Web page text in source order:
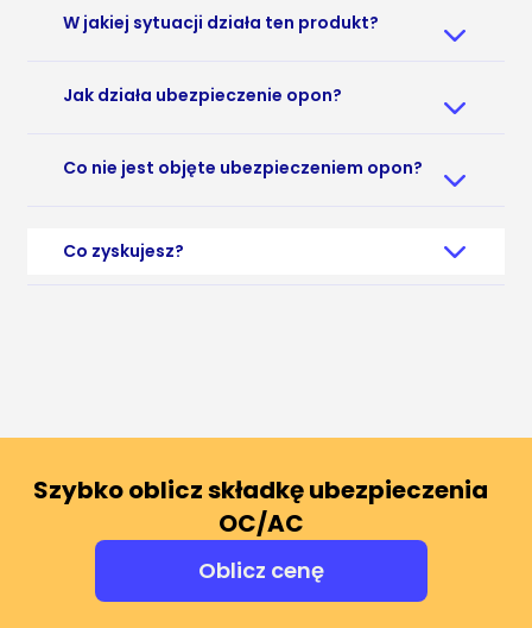
W jakiej sytuacji działa ten produkt?
Jak działa ubezpieczenie opon?
Co nie jest objęte ubezpieczeniem opon?
Co zyskujesz?
Szybko oblicz składkę ubezpieczenia
OC/AC
Oblicz cenę